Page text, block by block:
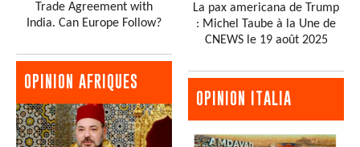
Trade Agreement with
India. Can Europe Follow?
OPINION AFRIQUES
La pax americana de Trump
: Michel Taube à la Une de
CNEWS le 19 août 2025
OPINION ITALIA